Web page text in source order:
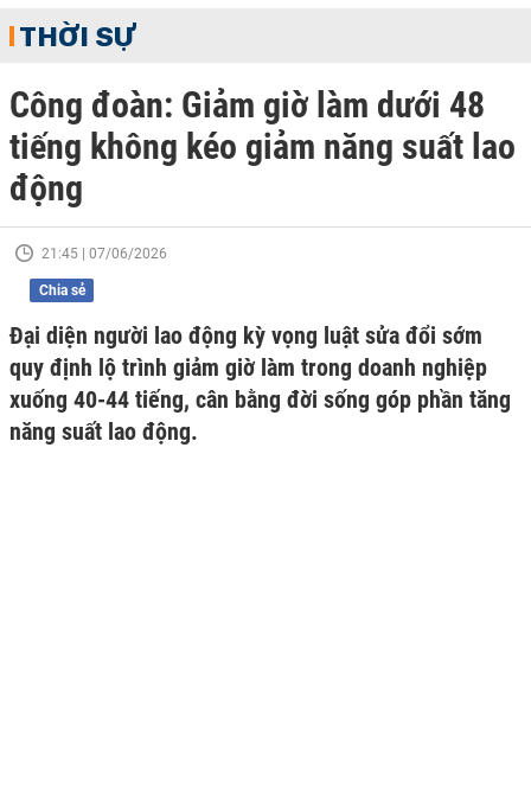
THỜI SỰ
Công đoàn: Giảm giờ làm dưới 48
tiếng không kéo giảm năng suất lao
động
21:45 | 07/06/2026
Chia sẻ
Đại diện người lao động kỳ vọng luật sửa đổi sớm
quy định lộ trình giảm giờ làm trong doanh nghiệp
xuống 40-44 tiếng, cân bằng đời sống góp phần tăng
năng suất lao động.